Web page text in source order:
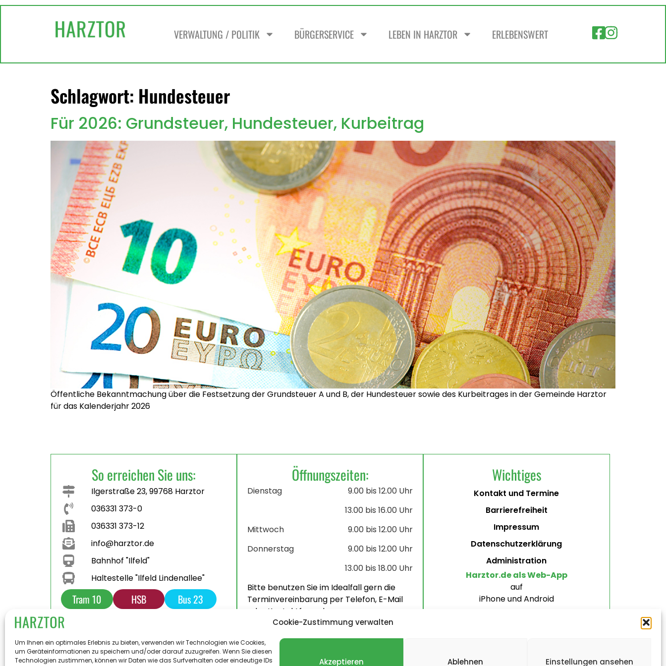
Cookie-Zustimmung verwalten
Um Ihnen ein optimales Erlebnis zu bieten, verwenden wir Technologien wie Cookies,
um Geräteinformationen zu speichern und/oder darauf zuzugreifen. Wenn Sie diesen
Technologien zustimmen, können wir Daten wie das Surfverhalten oder eindeutige IDs
Akzeptieren Ablehnen Einstellungen ansehen
VERWALTUNG / POLITIK BÜRGERSERVICE LEBEN IN HARZTOR ERLEBENSWERT
Schlagwort: Hundesteuer
Für 2026: Grundsteuer, Hundesteuer, Kurbeitrag
Öffentliche Bekanntmachung über die Festsetzung der Grundsteuer A und B, der Hundesteuer sowie des Kurbeitrages in der Gemeinde Harztor
für das Kalenderjahr 2026
So erreichen Sie uns:
Ilgerstraße 23, 99768 Harztor
036331 373-0
036331 373-12
info@harztor.de
Bahnhof "Ilfeld"
Haltestelle "Ilfeld Lindenallee"
Tram 10 HSB
Bus 23
Öffnungszeiten:
Dienstag
9.00 bis 12.00 Uhr
13.00 bis 16.00 Uhr
Mittwoch
9.00 bis 12.00 Uhr
Donnerstag
9.00 bis 12.00 Uhr
13.00 bis 18.00 Uhr
Bitte benutzen Sie im Idealfall gern die
Terminvereinbarung per Telefon, E-Mail
oder Kontaktformular.
Wichtiges
Kontakt und Termine
Barrierefreiheit
Impressum
Datenschutzerklärung
Administration
Harztor.de als Web-App
auf
iPhone und Android